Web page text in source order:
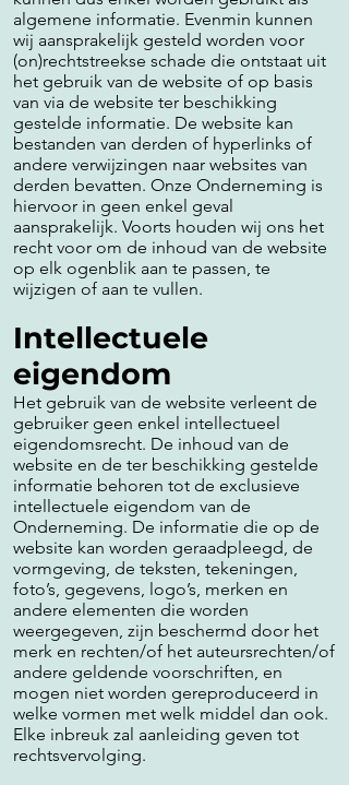
algemene informatie. Evenmin kunnen
wij aansprakelijk gesteld worden voor
(on)rechtstreekse schade die ontstaat uit
het gebruik van de website of op basis
van via de website ter beschikking
gestelde informatie. De website kan
bestanden van derden of hyperlinks of
andere verwijzingen naar websites van
derden bevatten. Onze Onderneming is
hiervoor in geen enkel geval
aansprakelijk. Voorts houden wij ons het
recht voor om de inhoud van de website
op elk ogenblik aan te passen, te
wijzigen of aan te vullen.
Intellectuele
eigendom
Het gebruik van de website verleent de
gebruiker geen enkel intellectueel
eigendomsrecht. De inhoud van de
website en de ter beschikking gestelde
informatie behoren tot de exclusieve
intellectuele eigendom van de
Onderneming. De informatie die op de
website kan worden geraadpleegd, de
vormgeving, de teksten, tekeningen,
foto’s, gegevens, logo’s, merken en
andere elementen die worden
weergegeven, zijn beschermd door het
merk en rechten/of het auteursrechten/of
andere geldende voorschriften, en
mogen niet worden gereproduceerd in
welke vormen met welk middel dan ook.
Elke inbreuk zal aanleiding geven tot
rechtsvervolging.